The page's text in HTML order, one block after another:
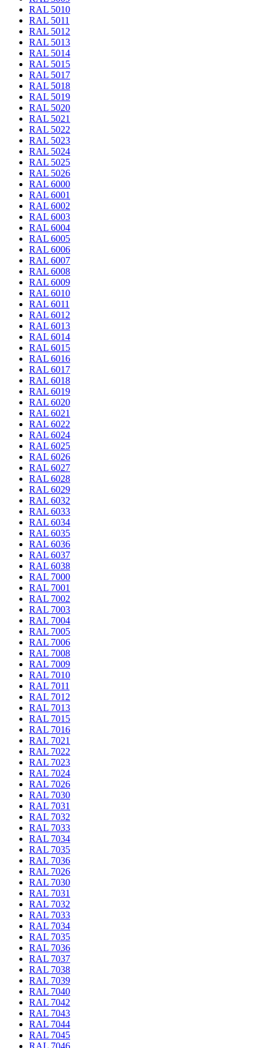
RAL 5010
RAL 5011
RAL 5012
RAL 5013
RAL 5014
RAL 5015
RAL 5017
RAL 5018
RAL 5019
RAL 5020
RAL 5021
RAL 5022
RAL 5023
RAL 5024
RAL 5025
RAL 5026
RAL 6000
RAL 6001
RAL 6002
RAL 6003
RAL 6004
RAL 6005
RAL 6006
RAL 6007
RAL 6008
RAL 6009
RAL 6010
RAL 6011
RAL 6012
RAL 6013
RAL 6014
RAL 6015
RAL 6016
RAL 6017
RAL 6018
RAL 6019
RAL 6020
RAL 6021
RAL 6022
RAL 6024
RAL 6025
RAL 6026
RAL 6027
RAL 6028
RAL 6029
RAL 6032
RAL 6033
RAL 6034
RAL 6035
RAL 6036
RAL 6037
RAL 6038
RAL 7000
RAL 7001
RAL 7002
RAL 7003
RAL 7004
RAL 7005
RAL 7006
RAL 7008
RAL 7009
RAL 7010
RAL 7011
RAL 7012
RAL 7013
RAL 7015
RAL 7016
RAL 7021
RAL 7022
RAL 7023
RAL 7024
RAL 7026
RAL 7030
RAL 7031
RAL 7032
RAL 7033
RAL 7034
RAL 7035
RAL 7036
RAL 7026
RAL 7030
RAL 7031
RAL 7032
RAL 7033
RAL 7034
RAL 7035
RAL 7036
RAL 7037
RAL 7038
RAL 7039
RAL 7040
RAL 7042
RAL 7043
RAL 7044
RAL 7045